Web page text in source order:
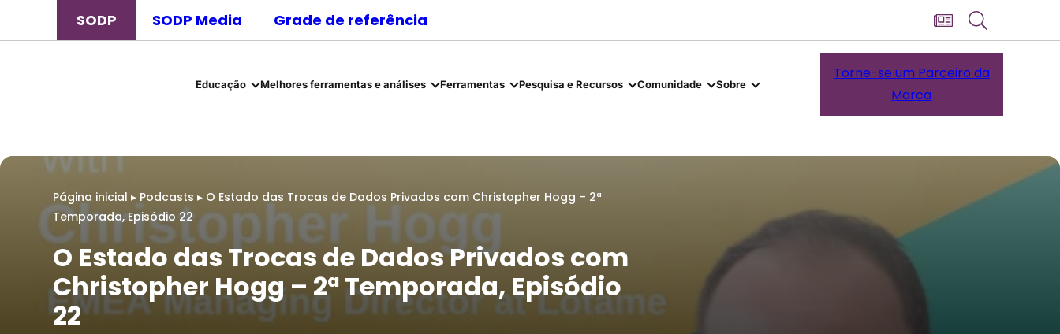
SODP SODP Media Grade de referência
Educação Melhores ferramentas e análises Ferramentas Pesquisa e Recursos Comunidade Sobre
Torne-se um Parceiro da
Marca
Página inicial ▸ Podcasts ▸ O Estado das Trocas de Dados Privados com Christopher Hogg – 2ª
Temporada, Episódio 22
O Estado das Trocas de Dados Privados com
Christopher Hogg – 2ª Temporada, Episódio
22